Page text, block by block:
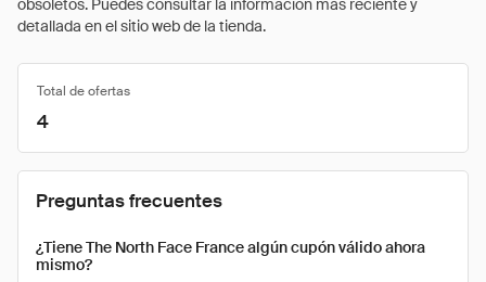
obsoletos. Puedes consultar la información más reciente y
detallada en el sitio web de la tienda.
Total de ofertas
4
Preguntas frecuentes
¿Tiene The North Face France algún cupón válido ahora
mismo?